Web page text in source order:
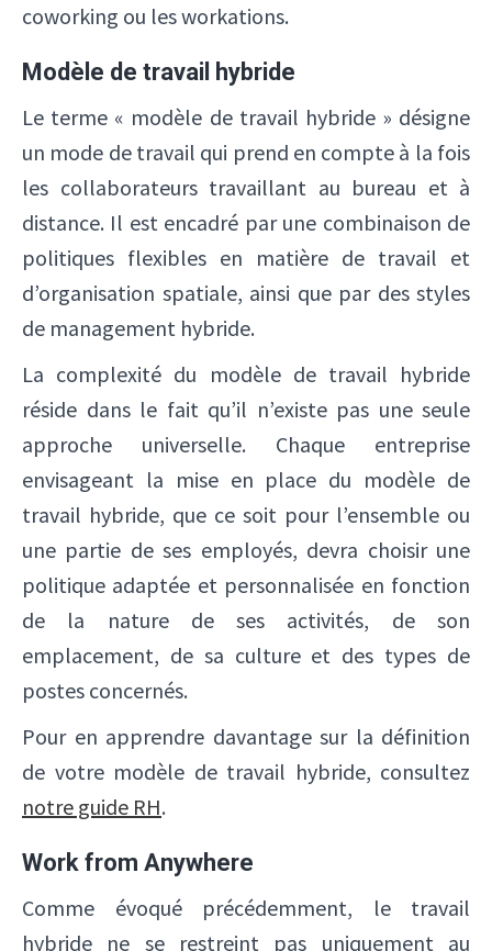
coworking ou les workations.
Modèle de travail hybride
Le terme « modèle de travail hybride » désigne
un mode de travail qui prend en compte à la fois
les collaborateurs travaillant au bureau et à
distance. Il est encadré par une combinaison de
politiques flexibles en matière de travail et
d’organisation spatiale, ainsi que par des styles
de management hybride.
La complexité du modèle de travail hybride
réside dans le fait qu’il n’existe pas une seule
approche universelle. Chaque entreprise
envisageant la mise en place du modèle de
travail hybride, que ce soit pour l’ensemble ou
une partie de ses employés, devra choisir une
politique adaptée et personnalisée en fonction
de la nature de ses activités, de son
emplacement, de sa culture et des types de
postes concernés.
Pour en apprendre davantage sur la définition
de votre modèle de travail hybride, consultez
notre guide RH.
Work from Anywhere
Comme évoqué précédemment, le travail
hybride ne se restreint pas uniquement au